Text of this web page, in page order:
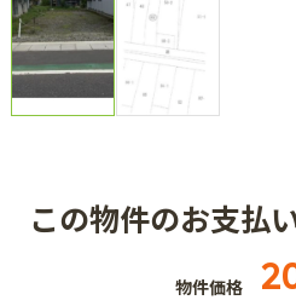
この物件のお支払
物件価格